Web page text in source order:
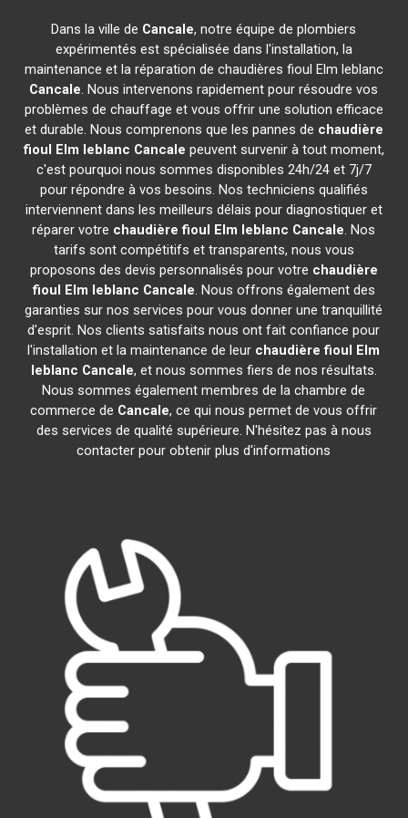
Dans la ville de Cancale, notre équipe de plombiers
expérimentés est spécialisée dans l'installation, la
maintenance et la réparation de chaudières fioul Elm leblanc
Cancale. Nous intervenons rapidement pour résoudre vos
problèmes de chauffage et vous offrir une solution efficace
et durable. Nous comprenons que les pannes de chaudière
fioul Elm leblanc Cancale peuvent survenir à tout moment,
c'est pourquoi nous sommes disponibles 24h/24 et 7j/7
pour répondre à vos besoins. Nos techniciens qualifiés
interviennent dans les meilleurs délais pour diagnostiquer et
réparer votre chaudière fioul Elm leblanc Cancale. Nos
tarifs sont compétitifs et transparents, nous vous
proposons des devis personnalisés pour votre chaudière
fioul Elm leblanc Cancale. Nous offrons également des
garanties sur nos services pour vous donner une tranquillité
d'esprit. Nos clients satisfaits nous ont fait confiance pour
l'installation et la maintenance de leur chaudière fioul Elm
leblanc Cancale, et nous sommes fiers de nos résultats.
Nous sommes également membres de la chambre de
commerce de Cancale, ce qui nous permet de vous offrir
des services de qualité supérieure. N'hésitez pas à nous
contacter pour obtenir plus d'informations